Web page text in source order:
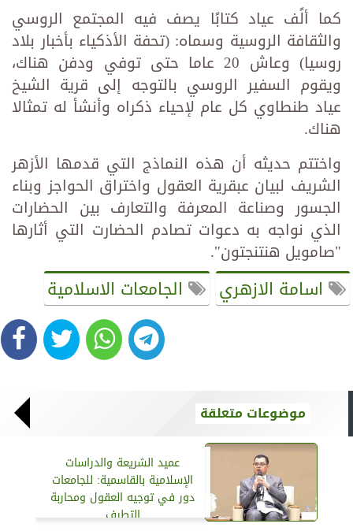
كما ألًف عياد كتابًا يصف فيه المجتمع الروسي
والثقافة الروسية وسماه: (تحفة الأذكياء بأخبار بلاد
روسيا) وعاش 20 عاما حتى توفي ودفن هناك،
ويقوم السفير الروسي بالتوجه إلى قرية الشيخ
عياد طنطاوي كل عام لإحياء ذكراه وأنشأ له تمثالا
هناك.
واختتم حديثه أن هذه النماذج التي قدمها الأزهر
الشريف لبيان عبقرية العقول واختراق الحواجز وبناء
الجسور وصناعة المعرفة والتعارف بين الحضارات
الذي نواجه به دعوات تصادم الحضارت التي أثارها
"صامويل هنتنجتون".
اسامة الازهري الجامعات الاسلامية
موضوعات متعلقة
عميد الشريعة والدراسات
الإسلامية بالقاسمية: للجامعات
دور في توجيه العقول ومحاربة
التطرف